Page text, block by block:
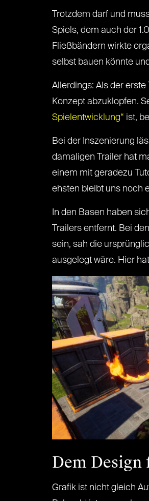
Trotzdem darf und
Spiels, dem auch der
Fließbändern wirkte
selbst bauen könnte
Allerdings: Als der
Konzept abzuklopfen.
Spielentwicklung“ ist,
Bei der Inszenierung
damaligen Trailer hat
einem mit geradezu
ehsten bleibt uns noch
In den Basen haben
Trailers entfernt. Bei
sein, sah die
ausgelegt wäre. Hier
Dem
Grafik ist nicht gleich